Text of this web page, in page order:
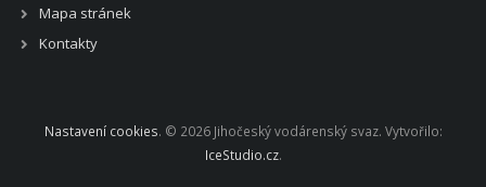
Mapa stránek
Kontakty
Nastavení cookies. © 2026 Jihočeský vodárenský svaz. Vytvořilo:
IceStudio.cz.